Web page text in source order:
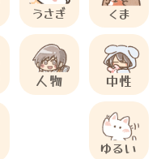
うさぎ くま
人物 中性
ゆるい